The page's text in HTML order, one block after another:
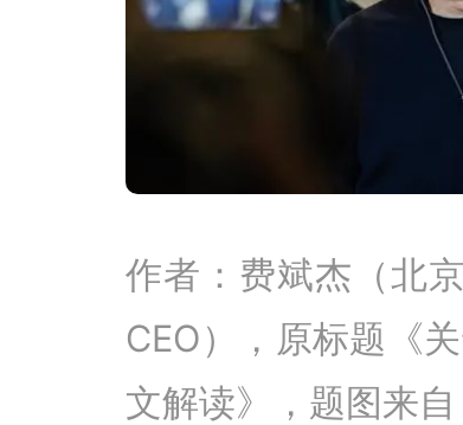
作者：费斌杰（北
CEO），原标题《
文解读》，题图来